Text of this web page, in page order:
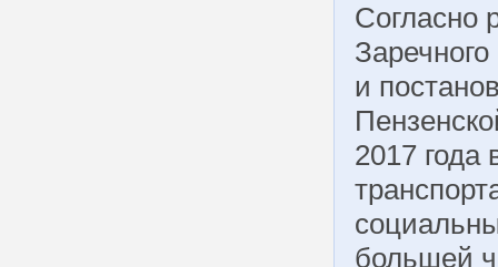
Согласно
и
2017 года
большей